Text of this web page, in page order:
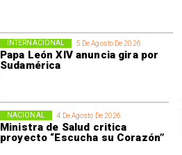
5 De Agosto De 2026
Papa León XIV anuncia gira por
Sudamérica
INTERNACIONAL
4 De Agosto De 2026
Ministra de Salud critica
proyecto “Escucha su Corazón”
NACIONAL